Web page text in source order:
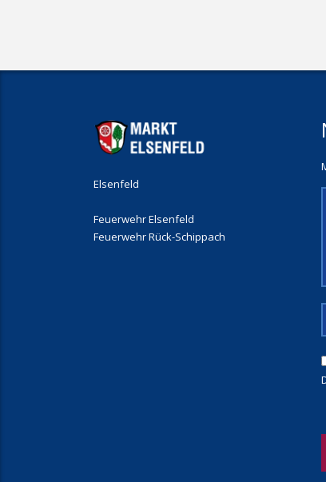
Elsenfeld
Feuerwehr Elsenfeld
Feuerwehr Rück-Schippach